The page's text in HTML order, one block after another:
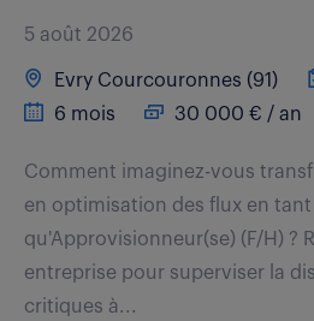
5 août 2026
Evry Courcouronnes (91)
6 mois
30 000 € / an
Comment imaginez-vous
en optimisation des flux en tant
qu'Approvisionneur(se) (F/H) ?
entreprise pour superviser la
critiques à...